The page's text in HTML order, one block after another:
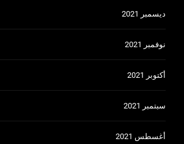
ديسمبر 2021
نوفمبر 2021
أكتوبر 2021
سبتمبر 2021
أغسطس 2021